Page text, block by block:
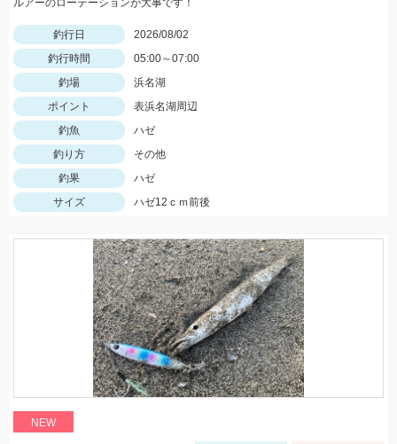
ルアーのローテーションが大事です！
釣行日
2026/08/02
釣行時間
05:00～07:00
釣場
浜名湖
ポイント
表浜名湖周辺
釣魚
ハゼ
釣り方
その他
釣果
ハゼ
サイズ
ハゼ12ｃｍ前後
NEW